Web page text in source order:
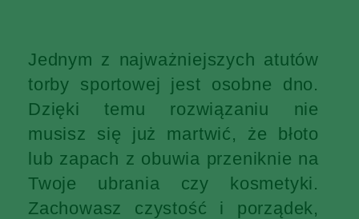
Jednym z najważniejszych atutów
torby sportowej jest osobne dno.
Dzięki temu rozwiązaniu nie
musisz się już martwić, że błoto
lub zapach z obuwia przeniknie na
Twoje ubrania czy kosmetyki.
Zachowasz czystość i porządek,